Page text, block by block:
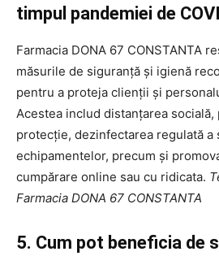
timpul pandemiei de
Farmacia DONA 67 CONSTANTA
măsurile de siguranță și igienă
pentru a proteja clienții și
Acestea includ distanțarea
protecție, dezinfectarea regulată a
echipamentelor, precum și
cumpărare online sau cu ridicata.
Farmacia DONA 67 CONSTANTA
5. Cum pot beneficia de